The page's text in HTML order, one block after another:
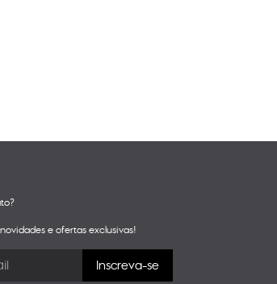
e ofertas exclusivas!